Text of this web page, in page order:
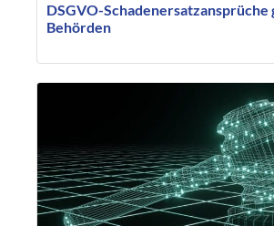
DSGVO-Schadenersatzansprüche
Behörden